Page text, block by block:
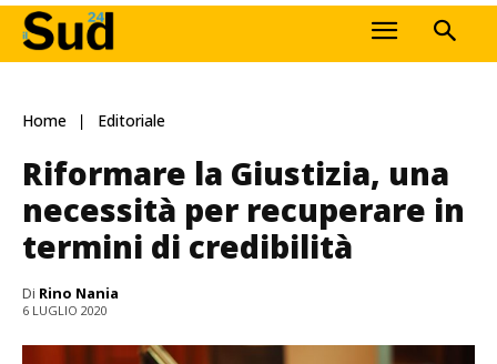
Home Editoriale
Riformare la Giustizia, una
necessità per recuperare in
termini di credibilità
Di Rino Nania
6 LUGLIO 2020